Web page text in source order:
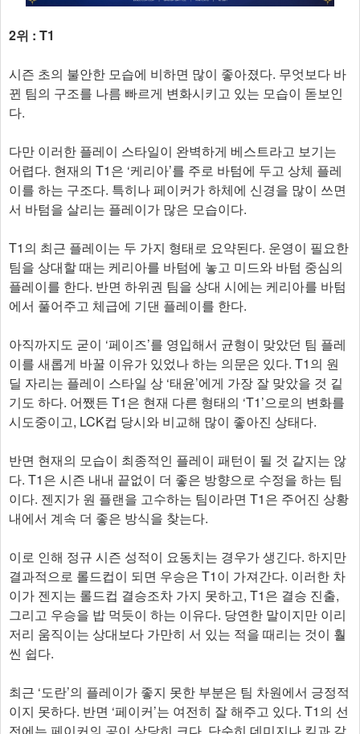
2위 : T1
시즌 초의 불안한 모습에 비하면 많이 좋아졌다. 무엇보다 바
뀐 팀의 구조를 나름 빠르게 변화시키고 있는 모습이 돋보인
다.
다만 이러한 플레이 스타일이 완벽하게 베스트라고 보기는
어렵다. 현재의 T1은 ‘케리아’를 주로 바텀에 두고 상체 플레
이를 하는 구조다. 특히나 페이커가 하체에 신경을 많이 쓰면
서 바텀을 살리는 플레이가 많은 모습이다.
T1의 최근 플레이는 두 가지 형태로 요약된다. 운영이 필요한
팀을 상대할 때는 케리아를 바텀에 놓고 미드와 바텀 중심의
플레이를 한다. 반면 하위권 팀을 상대 시에는 케리아를 바텀
에서 풀어주고 체급에 기댄 플레이를 한다.
아직까지도 굳이 ‘페이즈’를 영입해서 균형이 맞았던 팀 플레
이를 새롭게 바꿀 이유가 있었나 하는 의문은 있다. T1의 원
딜 자리는 플레이 스타일 상 ‘태윤’에게 가장 잘 맞았을 것 깉
기도 하다. 어쨌든 T1은 현재 다른 형태의 ‘T1’으로의 변화를
시도중이고, LCK컵 당시와 비교해 많이 좋아진 상태다.
반면 현재의 모습이 최종적인 플레이 패턴이 될 것 같지는 않
다. T1은 시즌 내내 끝없이 더 좋은 방향으로 수정을 하는 팀
이다. 젠지가 원 플랜을 고수하는 팀이라면 T1은 주어진 상황
내에서 계속 더 좋은 방식을 찾는다.
이로 인해 정규 시즌 성적이 요동치는 경우가 생긴다. 하지만
결과적으로 롤드컵이 되면 우승은 T1이 가져간다. 이러한 차
이가 젠지는 롤드컵 결승조차 가지 못하고, T1은 결승 진출,
그리고 우승을 밥 먹듯이 하는 이유다. 당연한 말이지만 이리
저리 움직이는 상대보다 가만히 서 있는 적을 때리는 것이 훨
씬 쉽다.
최근 ‘도란’의 플레이가 좋지 못한 부분은 팀 차원에서 긍정적
이지 못하다. 반면 ‘페이커’는 여전히 잘 해주고 있다. T1의 선
전에는 페이커의 공이 상당히 크다. 단순히 데미지나 킬과 같